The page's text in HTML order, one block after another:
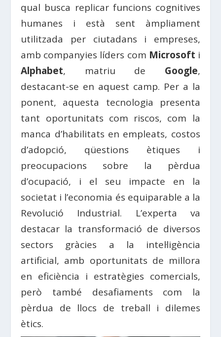
qual busca replicar funcions cognitives
humanes i està sent àmpliament
utilitzada per ciutadans i empreses,
amb companyies líders com Microsoft i
Alphabet, matriu de Google,
destacant-se en aquest camp. Per a la
ponent, aquesta tecnologia presenta
tant oportunitats com riscos, com la
manca d’habilitats en empleats, costos
d’adopció, qüestions ètiques i
preocupacions sobre la pèrdua
d’ocupació, i el seu impacte en la
societat i l’economia és equiparable a la
Revolució Industrial. L’experta va
destacar la transformació de diversos
sectors gràcies a la intel·ligència
artificial, amb oportunitats de millora
en eficiència i estratègies comercials,
però també desafiaments com la
pèrdua de llocs de treball i dilemes
ètics.